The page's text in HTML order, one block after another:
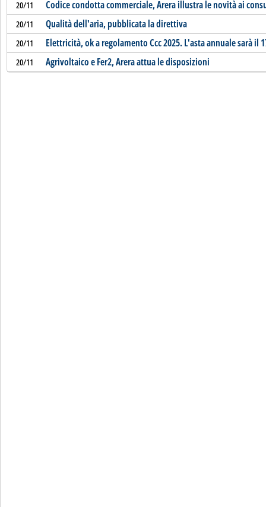
20/11 Codice condotta commerciale, Arera illustra le novità ai
20/11 Qualità dell'aria, pubblicata la direttiva
20/11 Elettricità, ok a regolamento Ccc 2025. L'asta annuale sarà il
20/11 Agrivoltaico e Fer2, Arera attua le disposizioni